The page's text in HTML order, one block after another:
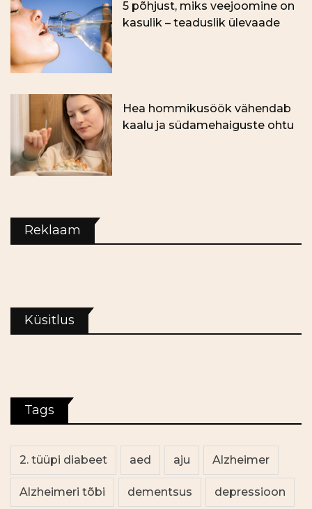
5 põhjust, miks veejoomine on
kasulik – teaduslik ülevaade
Hea hommikusöök vähendab
kaalu ja südamehaiguste ohtu
Reklaam
Küsitlus
Tags
2. tüüpi diabeet aed aju Alzheimer
Alzheimeri tõbi dementsus depressioon